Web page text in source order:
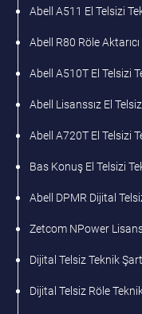
Abell A511 El Telsizi
Abell R80 Röle
Abell A510T El Telsizi
Abell Lisanssız El
Abell A720T El Telsizi
Bas Konuş El Telsizi
Abell DPMR Dijital
Zetcom NPower
Dijital Telsiz Teknik
Dijital Telsiz Röle